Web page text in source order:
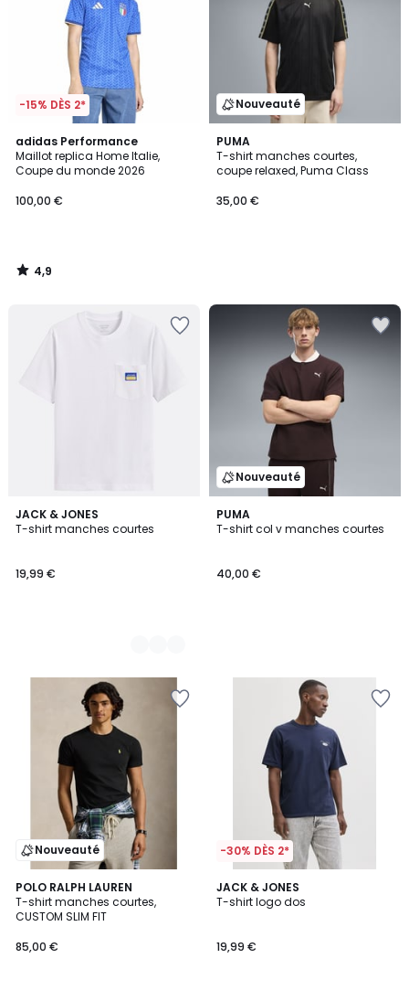
-15% DÈS 2*
adidas Performance
Maillot replica Home Italie,
Coupe du monde 2026
100,00 €
4,9
/ 5
4,9
/
Nouveauté
PUMA
T-shirt manches courtes,
coupe relaxed, Puma Class
35,00 €
JACK & JONES
T-shirt manches courtes
19,99 €
3
Couleurs
Nouveauté
PUMA
T-shirt col v manches courtes
40,00 €
Nouveauté
POLO RALPH LAUREN
T-shirt manches courtes,
CUSTOM SLIM FIT
85,00 €
-30% DÈS 2*
JACK & JONES
T-shirt logo dos
19,99 €
2
Couleurs